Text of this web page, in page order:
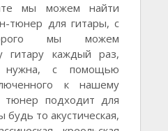
мы можем найти
тюнер для гитары, с
мы можем
гитару каждый раз,
с помощью
к нашему
тюнер подходит для
будь то акустическая,